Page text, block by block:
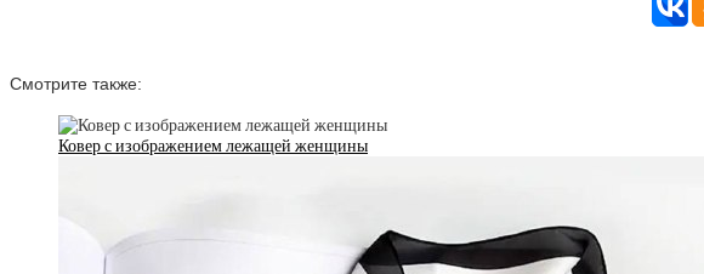
Смотрите также:
Ковер с изображением лежащей женщины